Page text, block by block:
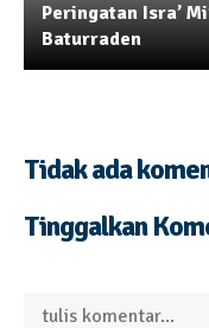
Peringatan Isra’
Baturraden
Tidak ada
Tinggalkan